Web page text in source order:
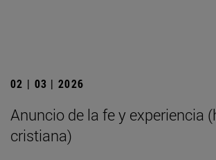
02 | 03 | 2026
Anuncio de la fe y experiencia
cristiana)